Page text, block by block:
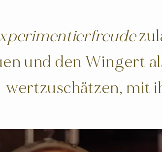
und den Wingert
wertzuschätzen, mit